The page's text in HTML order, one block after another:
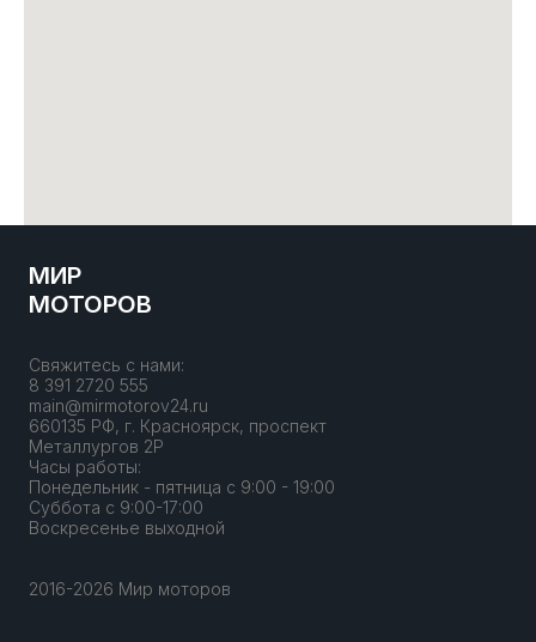
МИР
МОТОРОВ
Свяжитесь с нами:
8 391 2720 555
main@mirmotorov24.ru
660135 РФ, г. Красноярск, проспект
Металлургов 2Р
Часы работы:
Понедельник - пятница с 9:00 - 19:00
Суббота с 9:00-17:00
Воскресенье выходной
2016-2026 Мир моторов